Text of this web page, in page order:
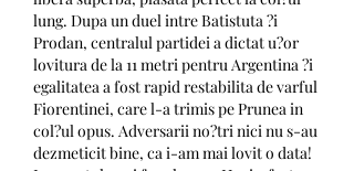
lung. Dupa un duel intre Batistuta ?i
Prodan, centralul partidei a dictat u?or
lovitura de la 11 metri pentru Argentina ?i
egalitatea a fost rapid restabilita de varful
Fiorentinei, care l-a trimis pe Prunea in
col?ul opus. Adversarii no?tri nici nu s-au
dezmeticit bine, ca i-am mai lovit o data!